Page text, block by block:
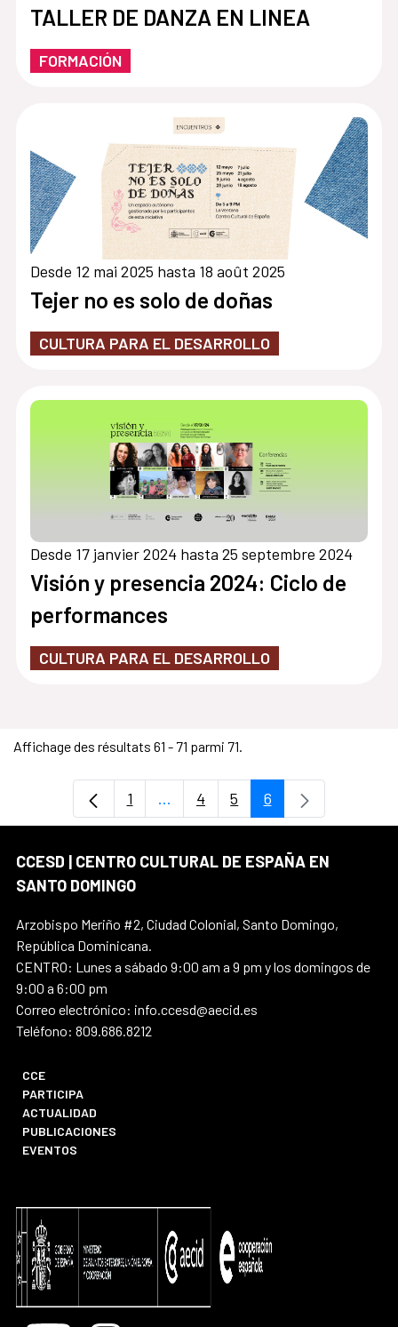
TALLER DE DANZA EN LINEA
FORMACIÓN
Desde 12 mai 2025 hasta 18 août 2025
Tejer no es solo de doñas
CULTURA PARA EL DESARROLLO
Desde 17 janvier 2024 hasta 25 septembre 2024
Visión y presencia 2024: Ciclo de
performances
CULTURA PARA EL DESARROLLO
Affichage des résultats 61 - 71 parmi 71.
Page
1 ...Pages intermédiaires Utilisez
Page
4 Page
5 Page
6
CCESD | CENTRO CULTURAL DE ESPAÑA EN
SANTO DOMINGO
Arzobispo Meriño #2, Ciudad Colonial, Santo Domingo,
República Dominicana.
CENTRO: Lunes a sábado 9:00 am a 9 pm y los domingos de
9:00 a 6:00 pm
Correo electrónico: info.ccesd@aecid.es
Teléfono: 809.686.8212
CCE
PARTICIPA
ACTUALIDAD
PUBLICACIONES
EVENTOS